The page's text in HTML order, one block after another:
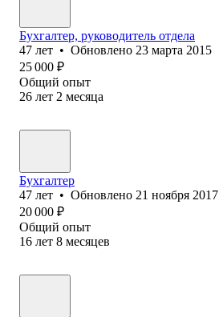
Бухгалтер, руководитель отдела
47 лет • Обновлено 23 марта 2015
25 000 ₽
Общий опыт
26 лет 2 месяца
Бухгалтер
47 лет • Обновлено 21 ноября 2017
20 000 ₽
Общий опыт
16 лет 8 месяцев